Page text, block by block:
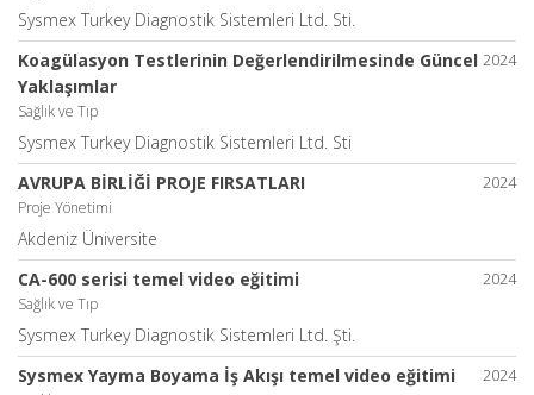
Sysmex Turkey Diagnostik Sistemleri Ltd. Sti.
2024
Koagülasyon Testlerinin Değerlendirilmesinde Güncel
Yaklaşımlar
Sağlık ve Tıp
Sysmex Turkey Diagnostik Sistemleri Ltd. Sti
2024
AVRUPA BİRLİĞİ PROJE FIRSATLARI
Proje Yönetimi
Akdeniz Üniversite
2024
CA-600 serisi temel video eğitimi
Sağlık ve Tıp
Sysmex Turkey Diagnostik Sistemleri Ltd. Şti.
2024
Sysmex Yayma Boyama İş Akışı temel video eğitimi